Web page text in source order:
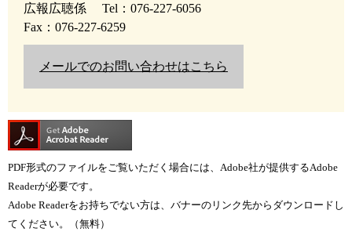
広報広聴係
Tel：076-227-6056
Fax：076-227-6259
メールでのお問い合わせはこちら
PDF形式のファイルをご覧いただく場合には、Adobe社が提供するAdobe
Readerが必要です。
Adobe Readerをお持ちでない方は、バナーのリンク先からダウンロードし
てください。（無料）